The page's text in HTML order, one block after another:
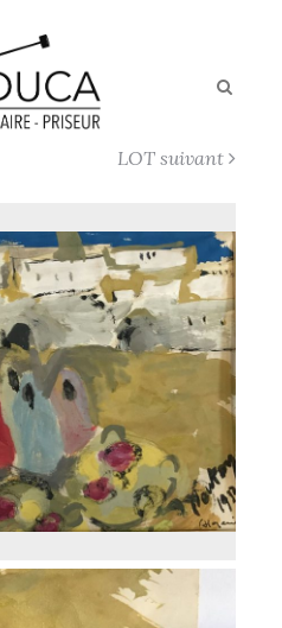
LOT suivant